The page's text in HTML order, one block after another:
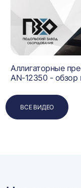
Аллигаторные
AN-12350 - обзор
ВСЕ ВИДЕО